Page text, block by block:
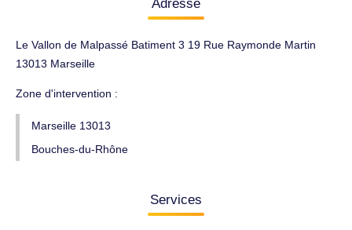
Adresse
Le Vallon de Malpassé Batiment 3 19 Rue Raymonde Martin
13013 Marseille
Zone d'intervention :
Marseille 13013
Bouches-du-Rhône
Services